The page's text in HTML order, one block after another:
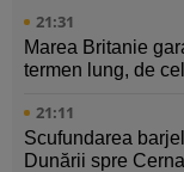
21:31
Marea Britanie
termen lung, de
21:11
Scufundarea
Dunării spre